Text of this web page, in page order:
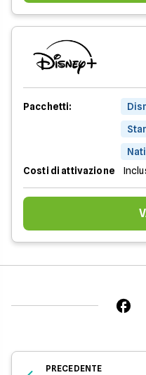
Pacchetti:
Costi di attivazione
PRECEDENTE